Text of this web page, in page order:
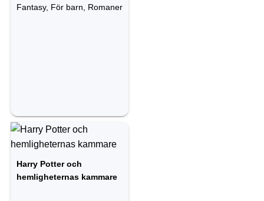
Fantasy, För barn, Romaner
Harry Potter och
hemligheternas kammare